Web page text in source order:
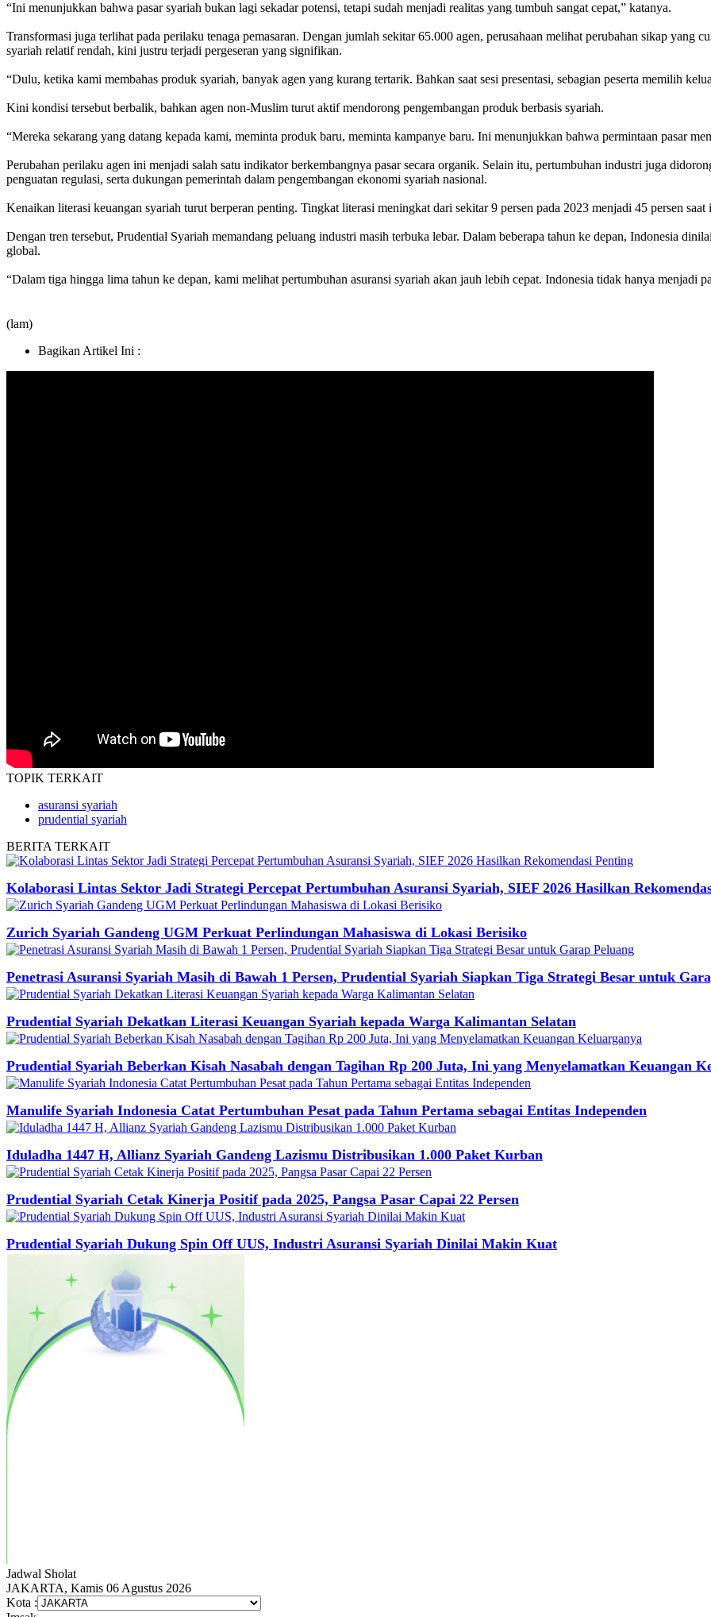
“Ini menunjukkan bahwa pasar syariah bukan lagi sekadar potensi, tetapi sudah menjadi realitas yang tumbuh sangat cepat,” katanya.
Transformasi juga terlihat pada perilaku tenaga pemasaran. Dengan jumlah sekitar 65.000 agen, perusahaan melihat perubahan sikap yang
syariah relatif rendah, kini justru terjadi pergeseran yang signifikan.
“Dulu, ketika kami membahas produk syariah, banyak agen yang kurang tertarik. Bahkan saat sesi presentasi, sebagian peserta memilih
Kini kondisi tersebut berbalik, bahkan agen non-Muslim turut aktif mendorong pengembangan produk berbasis syariah.
“Mereka sekarang yang datang kepada kami, meminta produk baru, meminta kampanye baru. Ini menunjukkan bahwa permintaan pasar
Perubahan perilaku agen ini menjadi salah satu indikator berkembangnya pasar secara organik. Selain itu, pertumbuhan industri juga
penguatan regulasi, serta dukungan pemerintah dalam pengembangan ekonomi syariah nasional.
Kenaikan literasi keuangan syariah turut berperan penting. Tingkat literasi meningkat dari sekitar 9 persen pada 2023 menjadi 45 persen
Dengan tren tersebut, Prudential Syariah memandang peluang industri masih terbuka lebar. Dalam beberapa tahun ke depan, Indonesia
global.
“Dalam tiga hingga lima tahun ke depan, kami melihat pertumbuhan asuransi syariah akan jauh lebih cepat. Indonesia tidak hanya menjadi
(lam)
Bagikan Artikel Ini :
TOPIK TERKAIT
asuransi syariah
prudential syariah
BERITA TERKAIT
Kolaborasi Lintas Sektor Jadi Strategi Percepat Pertumbuhan Asuransi Syariah, SIEF 2026 Hasilkan
Zurich Syariah Gandeng UGM Perkuat Perlindungan Mahasiswa di Lokasi Berisiko
Penetrasi Asuransi Syariah Masih di Bawah 1 Persen, Prudential Syariah Siapkan Tiga Strategi Besar untuk
Prudential Syariah Dekatkan Literasi Keuangan Syariah kepada Warga Kalimantan Selatan
Prudential Syariah Beberkan Kisah Nasabah dengan Tagihan Rp 200 Juta, Ini yang Menyelamatkan Keuangan
Manulife Syariah Indonesia Catat Pertumbuhan Pesat pada Tahun Pertama sebagai Entitas Independen
Iduladha 1447 H, Allianz Syariah Gandeng Lazismu Distribusikan 1.000 Paket Kurban
Prudential Syariah Cetak Kinerja Positif pada 2025, Pangsa Pasar Capai 22 Persen
Prudential Syariah Dukung Spin Off UUS, Industri Asuransi Syariah Dinilai Makin Kuat
Jadwal Sholat
JAKARTA, Kamis 06 Agustus 2026
Kota :